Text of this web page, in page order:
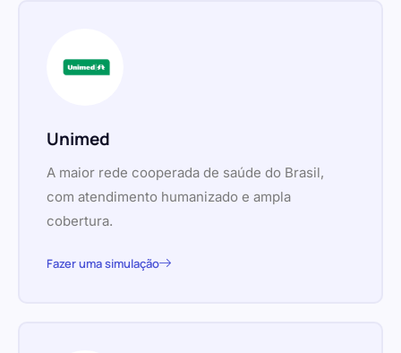
Unimed
A maior rede cooperada de saúde do Brasil,
com atendimento humanizado e ampla
cobertura.
Fazer uma simulação